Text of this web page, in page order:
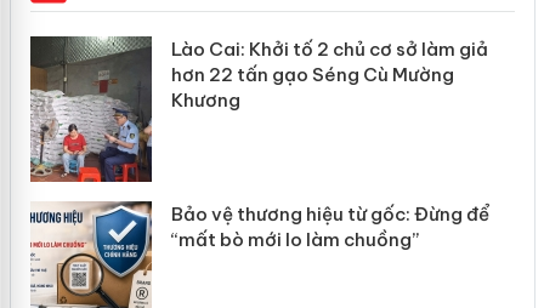
Lào Cai: Khởi tố 2 chủ cơ sở làm giả
hơn 22 tấn gạo Séng Cù Mường
Khương
Bảo vệ thương hiệu từ gốc: Đừng để
“mất bò mới lo làm chuồng”